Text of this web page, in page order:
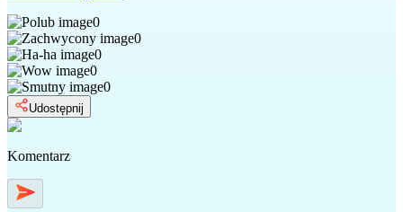
0
0
0
0
0
Udostępnij
Komentarz